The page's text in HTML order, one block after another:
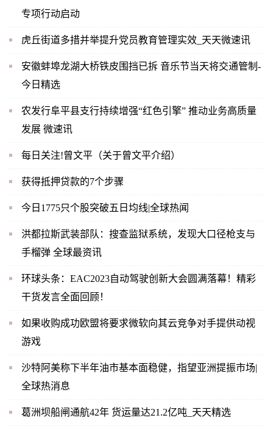
专项行动启动
虎丘街道多措并举提升党员教育管理实效_天天微速讯
安徽蚌埠龙湖大桥铁皮围挡已拆 音乐节当天将交通管制-
今日精选
农发行阜平县支行持续增强“红色引擎” 推动业务高质量
发展 微速讯
每日关注!曾文平（关于曾文平介绍）
获得抵押贷款的7个步骤
今日1775只个股突破五日均线|全球热闻
洪都拉斯武装部队：搜查监狱系统，发现大口径枪支与
手榴弹 全球最资讯
环球头条：EAC2023自动驾驶创新大会圆满落幕！精彩
干货发言全面回顾！
如果收购成功欧盟将要求微软向其云竞争对手提供动视
游戏
沙特阿美称下半年油市基本面稳健，指望亚洲提振市场|
全球热消息
葛洲坝船闸通航42年 货运量达21.2亿吨_天天精选